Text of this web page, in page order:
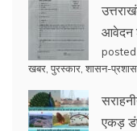
आवेदन
posted
खबर पुरस्कार शासन-
एकड़